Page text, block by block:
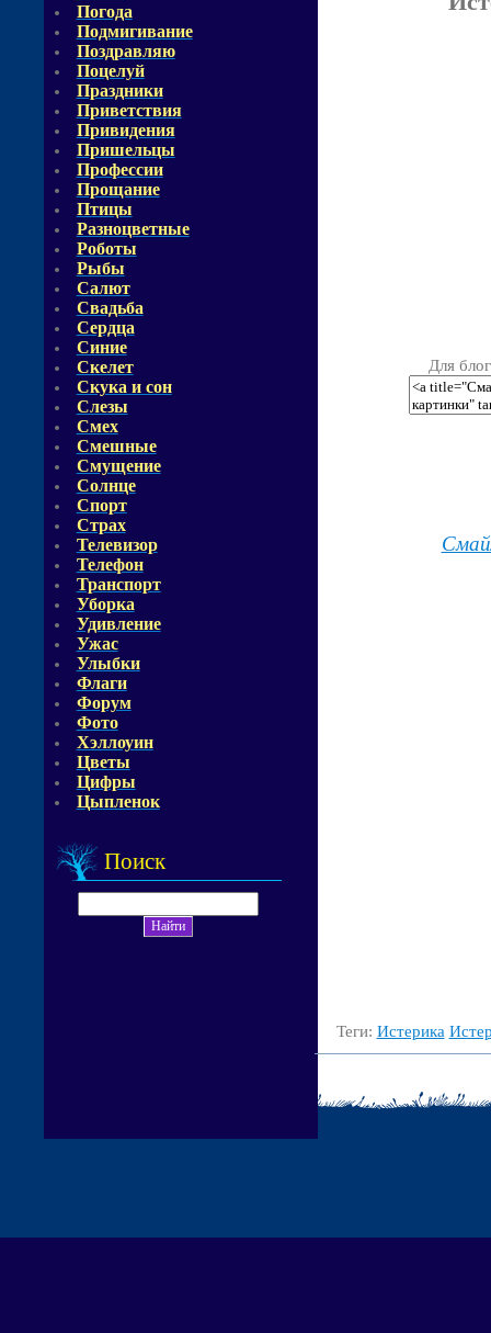
Погода
Подмигивание
Поздравляю
Поцелуй
Праздники
Приветствия
Привидения
Пришельцы
Профессии
Прощание
Птицы
Разноцветные
Роботы
Рыбы
Салют
Свадьба
Сердца
Синие
Скелет
Скука и сон
Слезы
Смех
Смешные
Смущение
Солнце
Спорт
Страх
Телевизор
Телефон
Транспорт
Уборка
Удивление
Ужас
Улыбки
Флаги
Форум
Фото
Хэллоуин
Цветы
Цифры
Цыпленок
Поиск
Для
Теги: Истерика